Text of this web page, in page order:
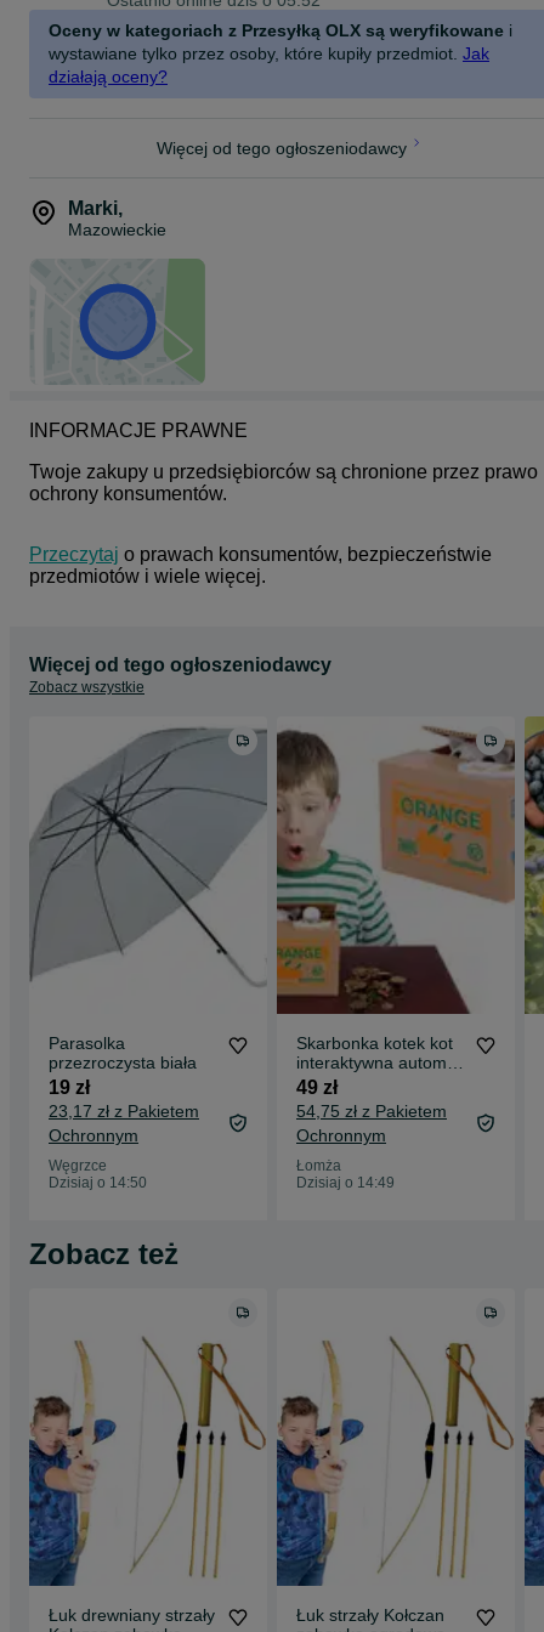
Oceny w kategoriach z Przesyłką OLX są weryfikowane i
wystawiane tylko przez osoby, które kupiły przedmiot. Jak
działają oceny?
Więcej od tego ogłoszeniodawcy
Marki,
Mazowieckie
INFORMACJE PRAWNE
Twoje zakupy u przedsiębiorców są chronione przez prawo
ochrony konsumentów.
Przeczytaj o prawach konsumentów, bezpieczeństwie
przedmiotów i wiele więcej.
Więcej od tego ogłoszeniodawcy
Zobacz wszystkie
Parasolka
przezroczysta biała
19 zł
23,17 zł z Pakietem
Ochronnym
Węgrzce
Dzisiaj o 14:50
Skarbonka kotek kot
interaktywna automat
miauczy
49 zł
54,75 zł z Pakietem
Ochronnym
Łomża
Dzisiaj o 14:49
Zobacz też
Łuk drewniany strzały
Łuk strzały Kołczan